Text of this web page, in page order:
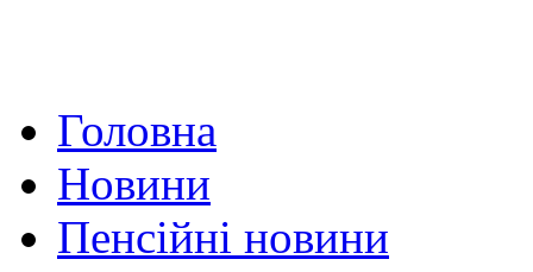
Головна
Новини
Пенсійні новини